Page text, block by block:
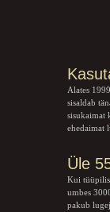
Alates
sisaldab
sisukaimat
ehedaimat
Üle
Kui
umbes
pakub